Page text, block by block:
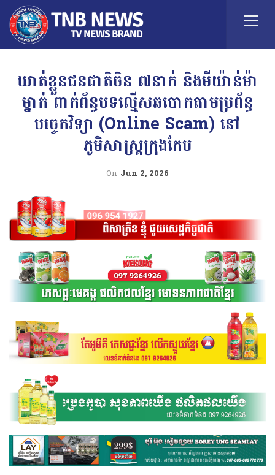
ឃាត់ខ្លួនជនជាតិចិន ៧នាក់ និងមីយ៉ាន់ម៉ា
ម្នាក់ ពាក់ព័ន្ធបទល្មើសឆបោកតាមប្រព័ន្ធ
បច្ចេកវិទ្យា (Online Scam) នៅ
ភូមិសាស្ត្រក្រុងកែប
On Jun 2, 2026